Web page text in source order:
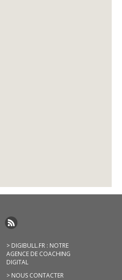
> DIGIBULL.FR : NOTRE
AGENCE DE COACHING
DIGITAL
> NOUS CONTACTER